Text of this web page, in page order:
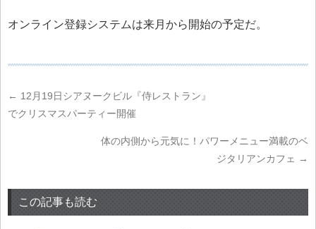
オンライン登録システムは来月から開始の予定だ。
← 12月19日シアヌークビル『侍レストラン』
でクリスマスパーティー開催
体の内側から元気に！パワーメニュー満載のベ
ジタリアンカフェ
→
この記事も読む